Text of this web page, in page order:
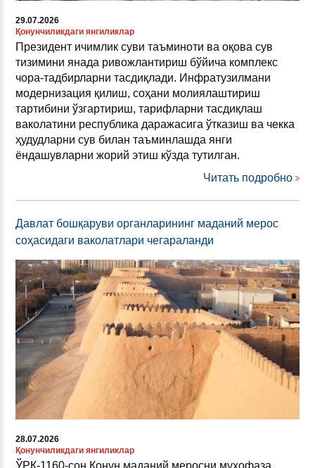
29.07.2026
Қонунчиликдаги янгиликлар
Президент ичимлик суви таъминоти ва оқова сув
тизимини янада ривожлантириш бўйича комплекс
чора-тадбирларни тасдиқлади. Инфратузилмани
модернизация қилиш, соҳани молиялаштириш
тартибини ўзгартириш, тарифларни тасдиқлаш
ваколатини республика даражасига ўтказиш ва чекка
ҳудудларни сув билан таъминлашда янги
ёндашувларни жорий этиш кўзда тутилган.
Читать подробно
Давлат бошқаруви органларининг маданий мерос
соҳасидаги ваколатлари чегараланди
28.07.2026
Қонунчиликдаги янгиликлар
ЎРҚ-1160-сон Қонун маданий меросни муҳофаза